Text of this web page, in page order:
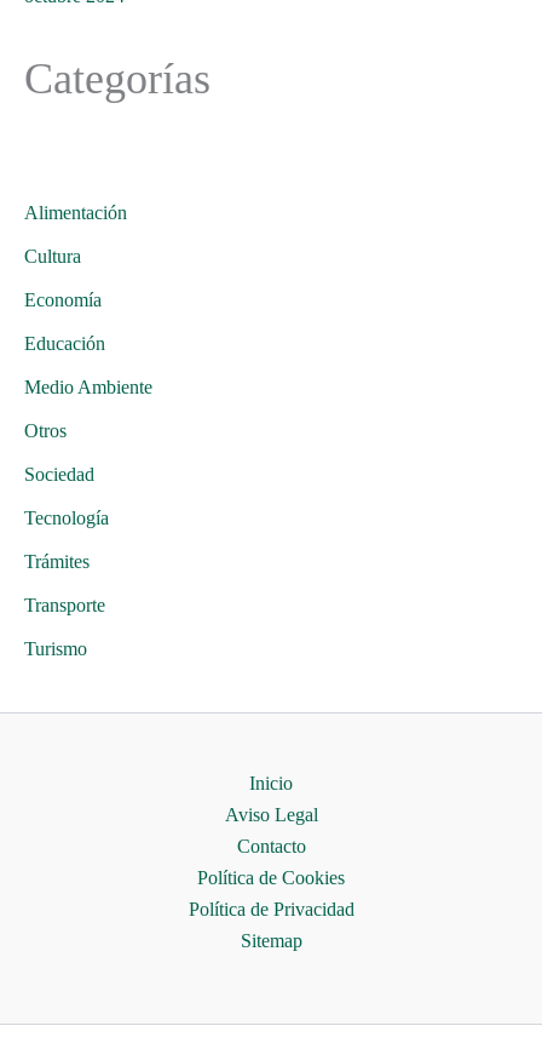
Categorías
Alimentación
Cultura
Economía
Educación
Medio Ambiente
Otros
Sociedad
Tecnología
Trámites
Transporte
Turismo
Inicio
Aviso Legal
Contacto
Política de Cookies
Política de Privacidad
Sitemap